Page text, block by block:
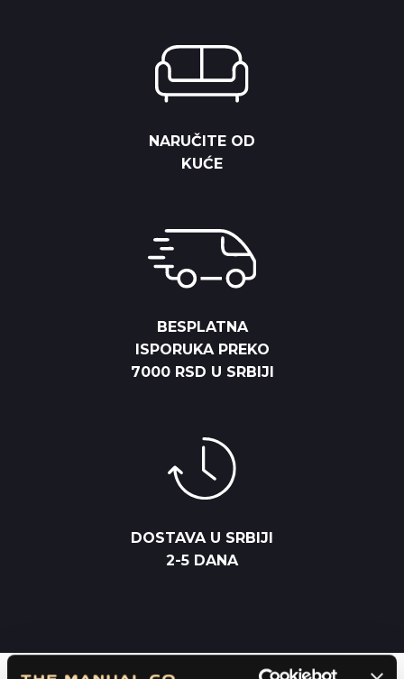
NARUČITE OD
KUĆE
BESPLATNA
ISPORUKA PREKO
7000 RSD U SRBIJI
DOSTAVA U SRBIJI
2-5 DANA